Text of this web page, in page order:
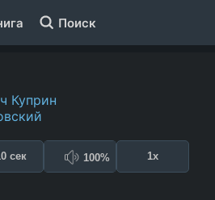
Поиск
Куприн
сек 100% 1x